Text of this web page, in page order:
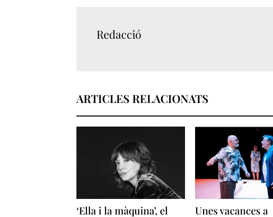
Redacció
ARTICLES RELACIONATS
‘Ella i la màquina’, el
Unes vacances a